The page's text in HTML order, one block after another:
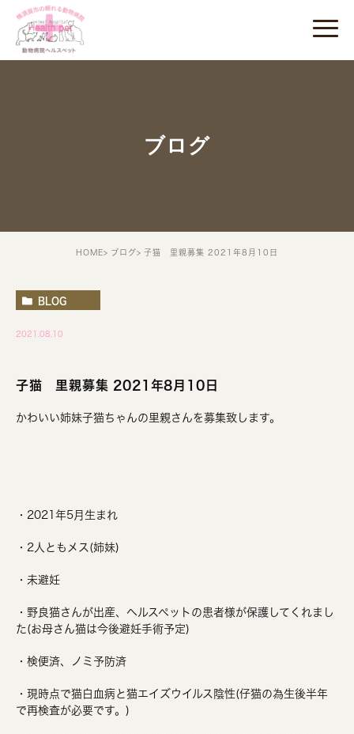
ブログ
HOME ブログ 子猫 里親募集 2021年8月10日
BLOG
2021.08.10
子猫 里親募集 2021年8月10日
かわいい姉妹子猫ちゃんの里親さんを募集致します。
・2021年5月生まれ
・2人ともメス(姉妹)
・未避妊
・野良猫さんが出産、ヘルスペットの患者様が保護してくれまし
た(お母さん猫は今後避妊手術予定)
・検便済、ノミ予防済
・現時点で猫白血病と猫エイズウイルス陰性(仔猫の為生後半年
で再検査が必要です。)